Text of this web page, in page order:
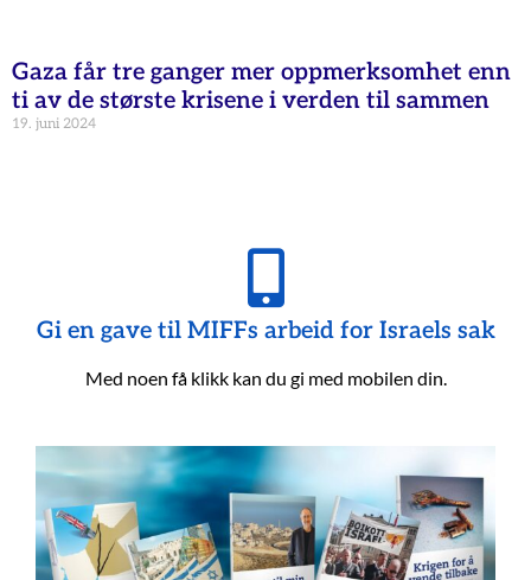
Gaza får tre ganger mer oppmerksomhet enn
ti av de største krisene i verden til sammen
19. juni 2024
Gi en gave til MIFFs arbeid for Israels sak
Med noen få klikk kan du gi med mobilen din.